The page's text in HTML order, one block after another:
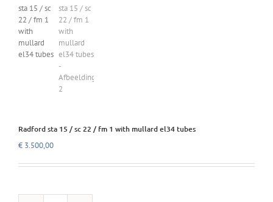
Radford sta 15 / sc 22 / fm 1 with mullard el34 tubes
€ 3.500,00